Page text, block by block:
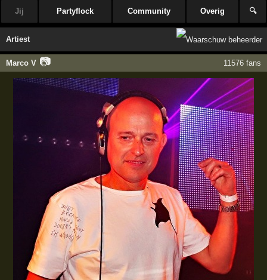
Jij Partyflock Community Overig 🔍
Artiest
Marco V 📷 11576 fans